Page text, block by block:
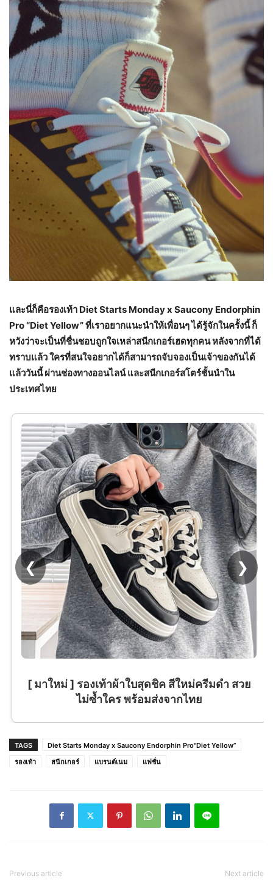
และนี่ก็คือรองเท้า Diet Starts Monday x Saucony Endorphin
Pro “Diet Yellow” ที่เราอยากแนะนำให้เพื่อนๆ ได้รู้จักในครั้งนี้ ก็
หวังว่าจะเป็นที่ชื่นชอบถูกใจเหล่าสนีกเกอร์เฮดทุกคน หลังจากที่ได้
ทราบแล้ว ใครที่สนใจอยากได้ก็สามารถจับจองเป็นเจ้าของกันได้
แล้ววันนี้ ผ่านช่องทางออนไลน์ และสนีกเกอร์สโตร์ชั้นนำใน
ประเทศไทย
[ มาใหม่ ] รองเท้าผ้าใบสุดชิค สีใหม่ครีมดำ สวย
ไม่ซ้ำใคร พร้อมส่งจากไทย
❮ ❯
TAGS
Diet Starts Monday x Saucony Endorphin Pro"Diet Yellow”
รองเท้า
สนีกเกอร์ แบรนด์เนม แฟชั่น
Previous article Next article